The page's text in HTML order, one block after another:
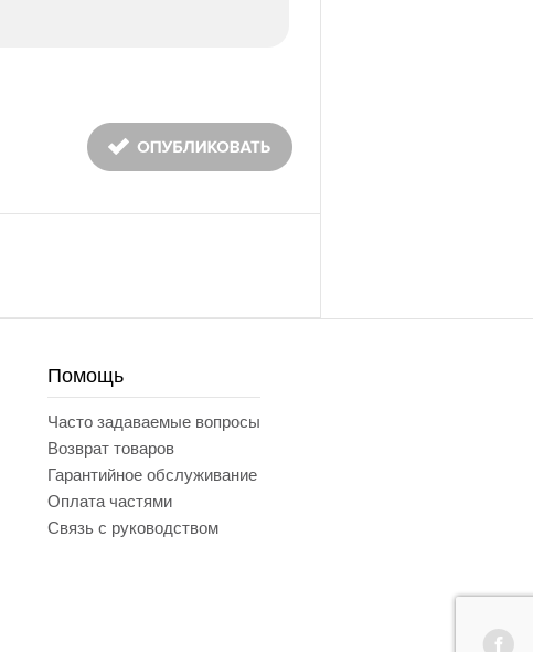
Помощь
Часто задаваемые вопросы
Возврат товаров
Гарантийное обслуживание
Оплата частями
Связь с руководством